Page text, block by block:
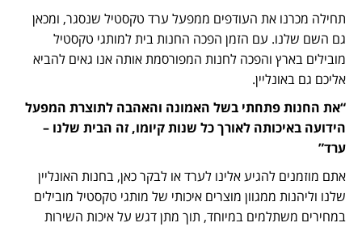
תחילה מכרנו את העודפים ממפעל ערד טקסטיל שנסגר, ומכאן
גם השם שלנו. עם הזמן הפכה החנות בית למותגי טקסטיל
מובילים בארץ והפכה לחנות המפורסמת אותה אנו גאים להביא
אליכם גם באונליין.
“את החנות פתחתי בשל האמונה והאהבה לתוצרת המפעל
הידועה באיכותה לאורך כל שנות קיומו, זה הבית שלנו –
ערד”
אתם מוזמנים להגיע אלינו לערד או לבקר כאן, בחנות האונליין
שלנו וליהנות ממגוון מוצרים איכותי של מותגי טקסטיל מובילים
במחירים משתלמים במיוחד, תוך מתן דגש על איכות השירות